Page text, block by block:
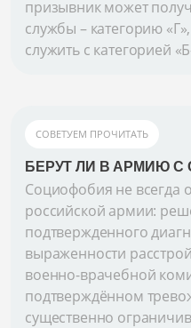
призывник может
службы – категорию
служить с категорией
СОВЕТУЕМ ПРОЧИТАТЬ
БЕРУТ ЛИ В АРМИЮ
Социофобия не всегда
российской армии:
подтвержденного
выраженности
военно-врачебной
подтверждённом
существенно